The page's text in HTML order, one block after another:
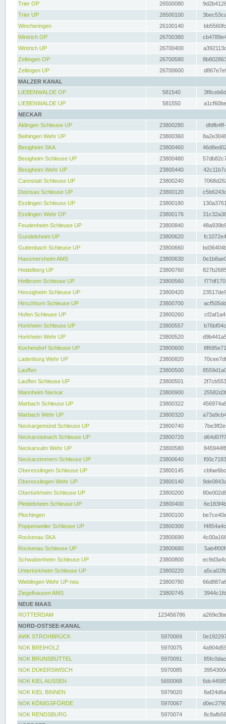
Trier OP
26500080
Trier UP
26500100
Wincheringen
26100140
Wintrich OP
26700380
Wintrich UP
26700400
Zeltingen OP
26700580
Zeltingen UP
26700600
MALZER KANAL
LIEBENWALDE OP
581540
LIEBENWALDE UP
581550
NECKAR
Aldingen Schleuse UP
23800280
Beihingen Wehr UP
23800360
Besigheim SKA
23800460
Besigheim Schleuse UP
23800480
Besigheim Wehr UP
23800440
Cannstatt Schleuse UP
23800240
Deizisau Schleuse UP
23800120
Esslingen Schleuse UP
23800180
Esslingen Wehr OP
23800176
Feudenheim Schleuse UP
23800840
Gundelsheim UP
23800620
Guttenbach Schleuse UP
23800660
Hassmersheim AMS
23800630
Heidelberg UP
23800760
Heilbronn Schleuse UP
23800560
Hessigheim Schleuse UP
23800420
Hirschhorn Schleuse UP
23800700
Hofen Schleuse UP
23800260
Horkheim Schleuse UP
23800557
Horkheim Wehr UP
23800520
Kochendorf Schleuse UP
23800600
Ladenburg Wehr UP
23800820
Lauffen
23800500
Lauffen Schleuse UP
23800501
Mannheim Neckar
23800900
Marbach Schleuse UP
23800322
Marbach Wehr UP
23800320
Neckargemünd Schleuse UP
23800740
Neckarsteinach Schleuse UP
23800720
Neckarsulm Wehr UP
23800580
Neckarzimmern Schleuse UP
23800640
Oberesslingen Schleuse UP
23800145
Oberesslingen Wehr UP
23800140
Obertürkheim Schleuse UP
23800200
Pleidelsheim Schleuse UP
23800400
Plochingen
23800100
Poppenweiler Schleuse UP
23800300
Rockenau SKA
23800690
Rockenau Schleuse UP
23800680
Schwabenheim Schleuse UP
23800800
Untertürkheim Schleuse UP
23800220
Wieblingen Wehr UP neu
23800780
Ziegelhausen AMS
23800745
NEUE MAAS
ROTTERDAM
123456786
NORD-OSTSEE-KANAL
AWK STROHBRÜCK
5970069
NOK BREIHOLZ
5970075
NOK BRUNSBÜTTEL
5970091
NOK DÜKERSWISCH
5970085
NOK KIEL AUSSEN
5650068
NOK KIEL BINNEN
5979020
NOK KÖNIGSFÖRDE
5970067
NOK RENDSBURG
5970074